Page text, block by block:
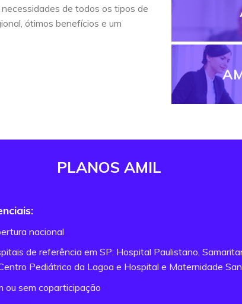
de todos os tipos de
ótimos benefícios e um
PLANOS AMIL
nacional
de referência em SP: Hospital Paulistano,
Pediátrico da Lagoa e Hospital e Maternidade
ou sem coparticipação